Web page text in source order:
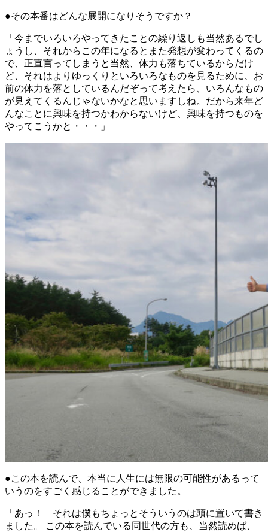
●その本番はどんな展開になりそうですか？
「今までいろいろやってきたことの繰り返しも当然あるでし
ょうし、それからこの年になるとまた発想が変わってくるの
で、正直言ってしまうと当然、体力も落ちているからだけ
ど、それはよりゆっくりといろいろなものを見るために、お
前の体力を落としているんだぞって考えたら、いろんなもの
が見えてくるんじゃないかなと思いますしね。だから来年ど
んなことに興味を持つかわからないけど、興味を持つものを
やってこうかと・・・」
●この本を読んで、本当に人生には無限の可能性があるって
いうのをすごく感じることができました。
「あっ！ それは僕もちょっとそういうのは頭に置いて書き
ました。 この本を読んでいる同世代の方も、当然読めば、